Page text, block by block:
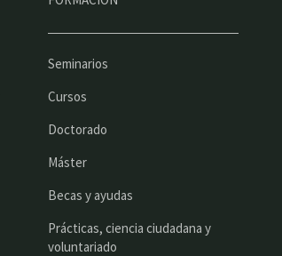
Seminarios
Cursos
Doctorado
Máster
Becas y ayudas
Prácticas, ciencia ciudadana y
voluntariado